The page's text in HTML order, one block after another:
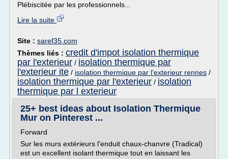
Plébiscitée par les professionnels...
Lire la suite
Site : saref35.com
Thèmes liés : credit d'impot isolation thermique
par l'exterieur / isolation thermique par
l'exterieur ite / isolation thermique par l'exterieur rennes /
isolation thermique par l'exterieur / isolation
thermique par l exterieur
25+ best ideas about Isolation Thermique
Mur on Pinterest ...
Forward
Sur les murs extérieurs l'enduit chaux-chanvre (Tradical)
est un excellent isolant thermique tout en laissant les